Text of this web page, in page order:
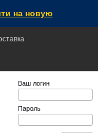
на новую
Ваш логин
Пароль